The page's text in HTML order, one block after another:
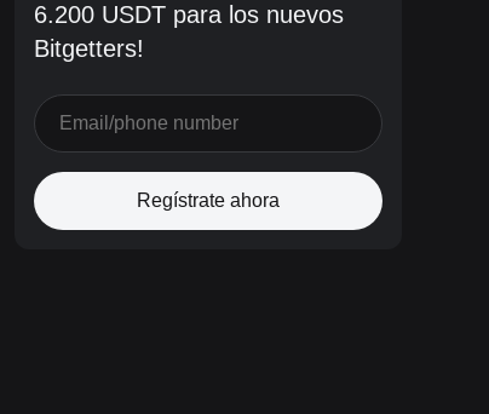
6.200 USDT para los nuevos
Bitgetters!
Regístrate ahora